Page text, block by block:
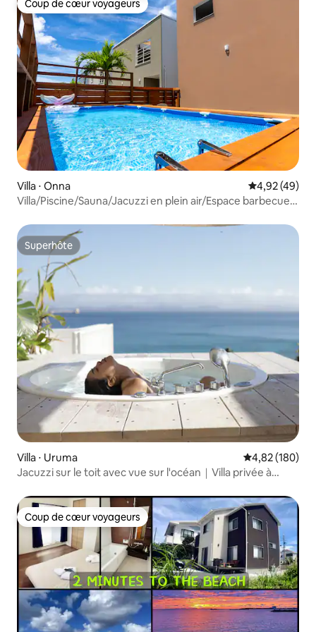
Coup de cœur voyageurs
Coup de cœur voyageurs
Villa ⋅ Onna Évaluation
4,92 (49)
Villa/Piscine/Sauna/Jacuzzi en plein air/Espace barbecue
Superhôte
Superhôte
Villa ⋅ Uruma Évaluation
4,82 (180)
Jacuzzi sur le toit avec vue sur l'océan｜Villa privée à
Coup de cœur voyageurs
Coup de cœur voyageurs